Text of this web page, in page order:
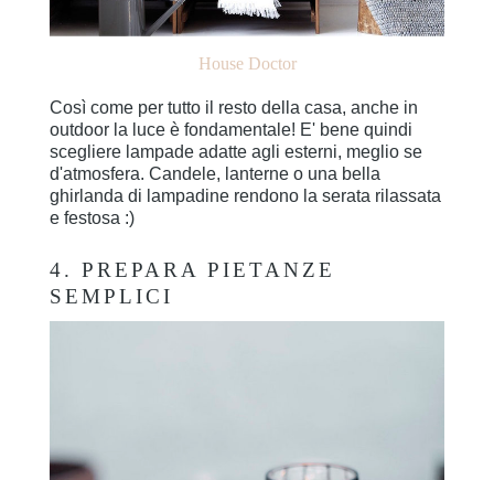
House Doctor
Così come per tutto il resto della casa, anche in
outdoor la luce è fondamentale! E' bene quindi
scegliere lampade adatte agli esterni, meglio se
d'atmosfera. Candele, lanterne o una bella
ghirlanda di lampadine rendono la serata rilassata
e festosa :)
4. PREPARA PIETANZE
SEMPLICI